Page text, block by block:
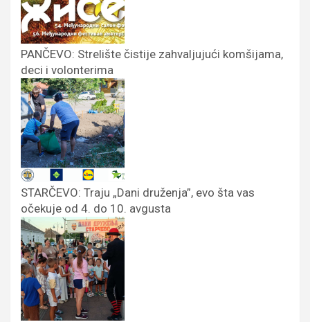
PANČEVO: Strelište čistije zahvaljujući komšijama,
deci i volonterima
STARČEVO: Traju „Dani druženja”, evo šta vas
očekuje od 4. do 10. avgusta